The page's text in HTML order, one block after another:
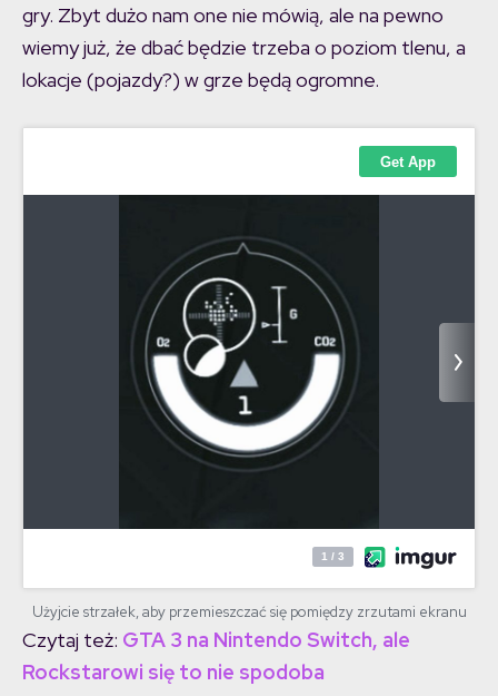
gry. Zbyt dużo nam one nie mówią, ale na pewno
wiemy już, że dbać będzie trzeba o poziom tlenu, a
lokacje (pojazdy?) w grze będą ogromne.
Użyjcie strzałek, aby przemieszczać się pomiędzy zrzutami ekranu
Czytaj też: GTA 3 na Nintendo Switch, ale
Rockstarowi się to nie spodoba